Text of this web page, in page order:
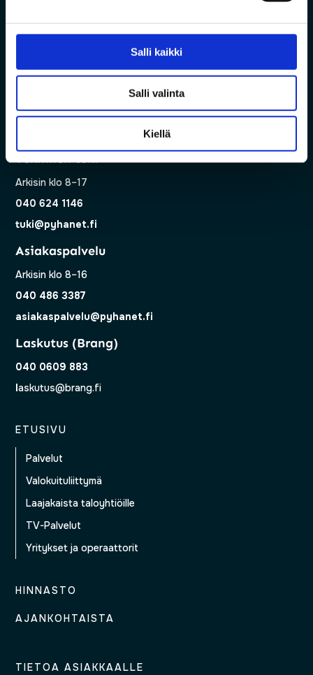
Salli kaikki
Salli valinta
Kiellä
Vanha Pyhäjärventie 7, 86800 Pyhäsalmi
Tekninen tuki
Arkisin klo 8–17
040 624 1146
tuki@pyhanet.fi
Asiakaspalvelu
Arkisin klo 8–16
040 486 3387
asiakaspalvelu@pyhanet.fi
Laskutus (Brang)
040 0609 883
laskutus@brang.fi
ETUSIVU
Palvelut
Valokuituliittymä
Laajakaista taloyhtiöille
TV-Palvelut
Yritykset ja operaattorit
HINNASTO
AJANKOHTAISTA
TIETOA ASIAKKAALLE